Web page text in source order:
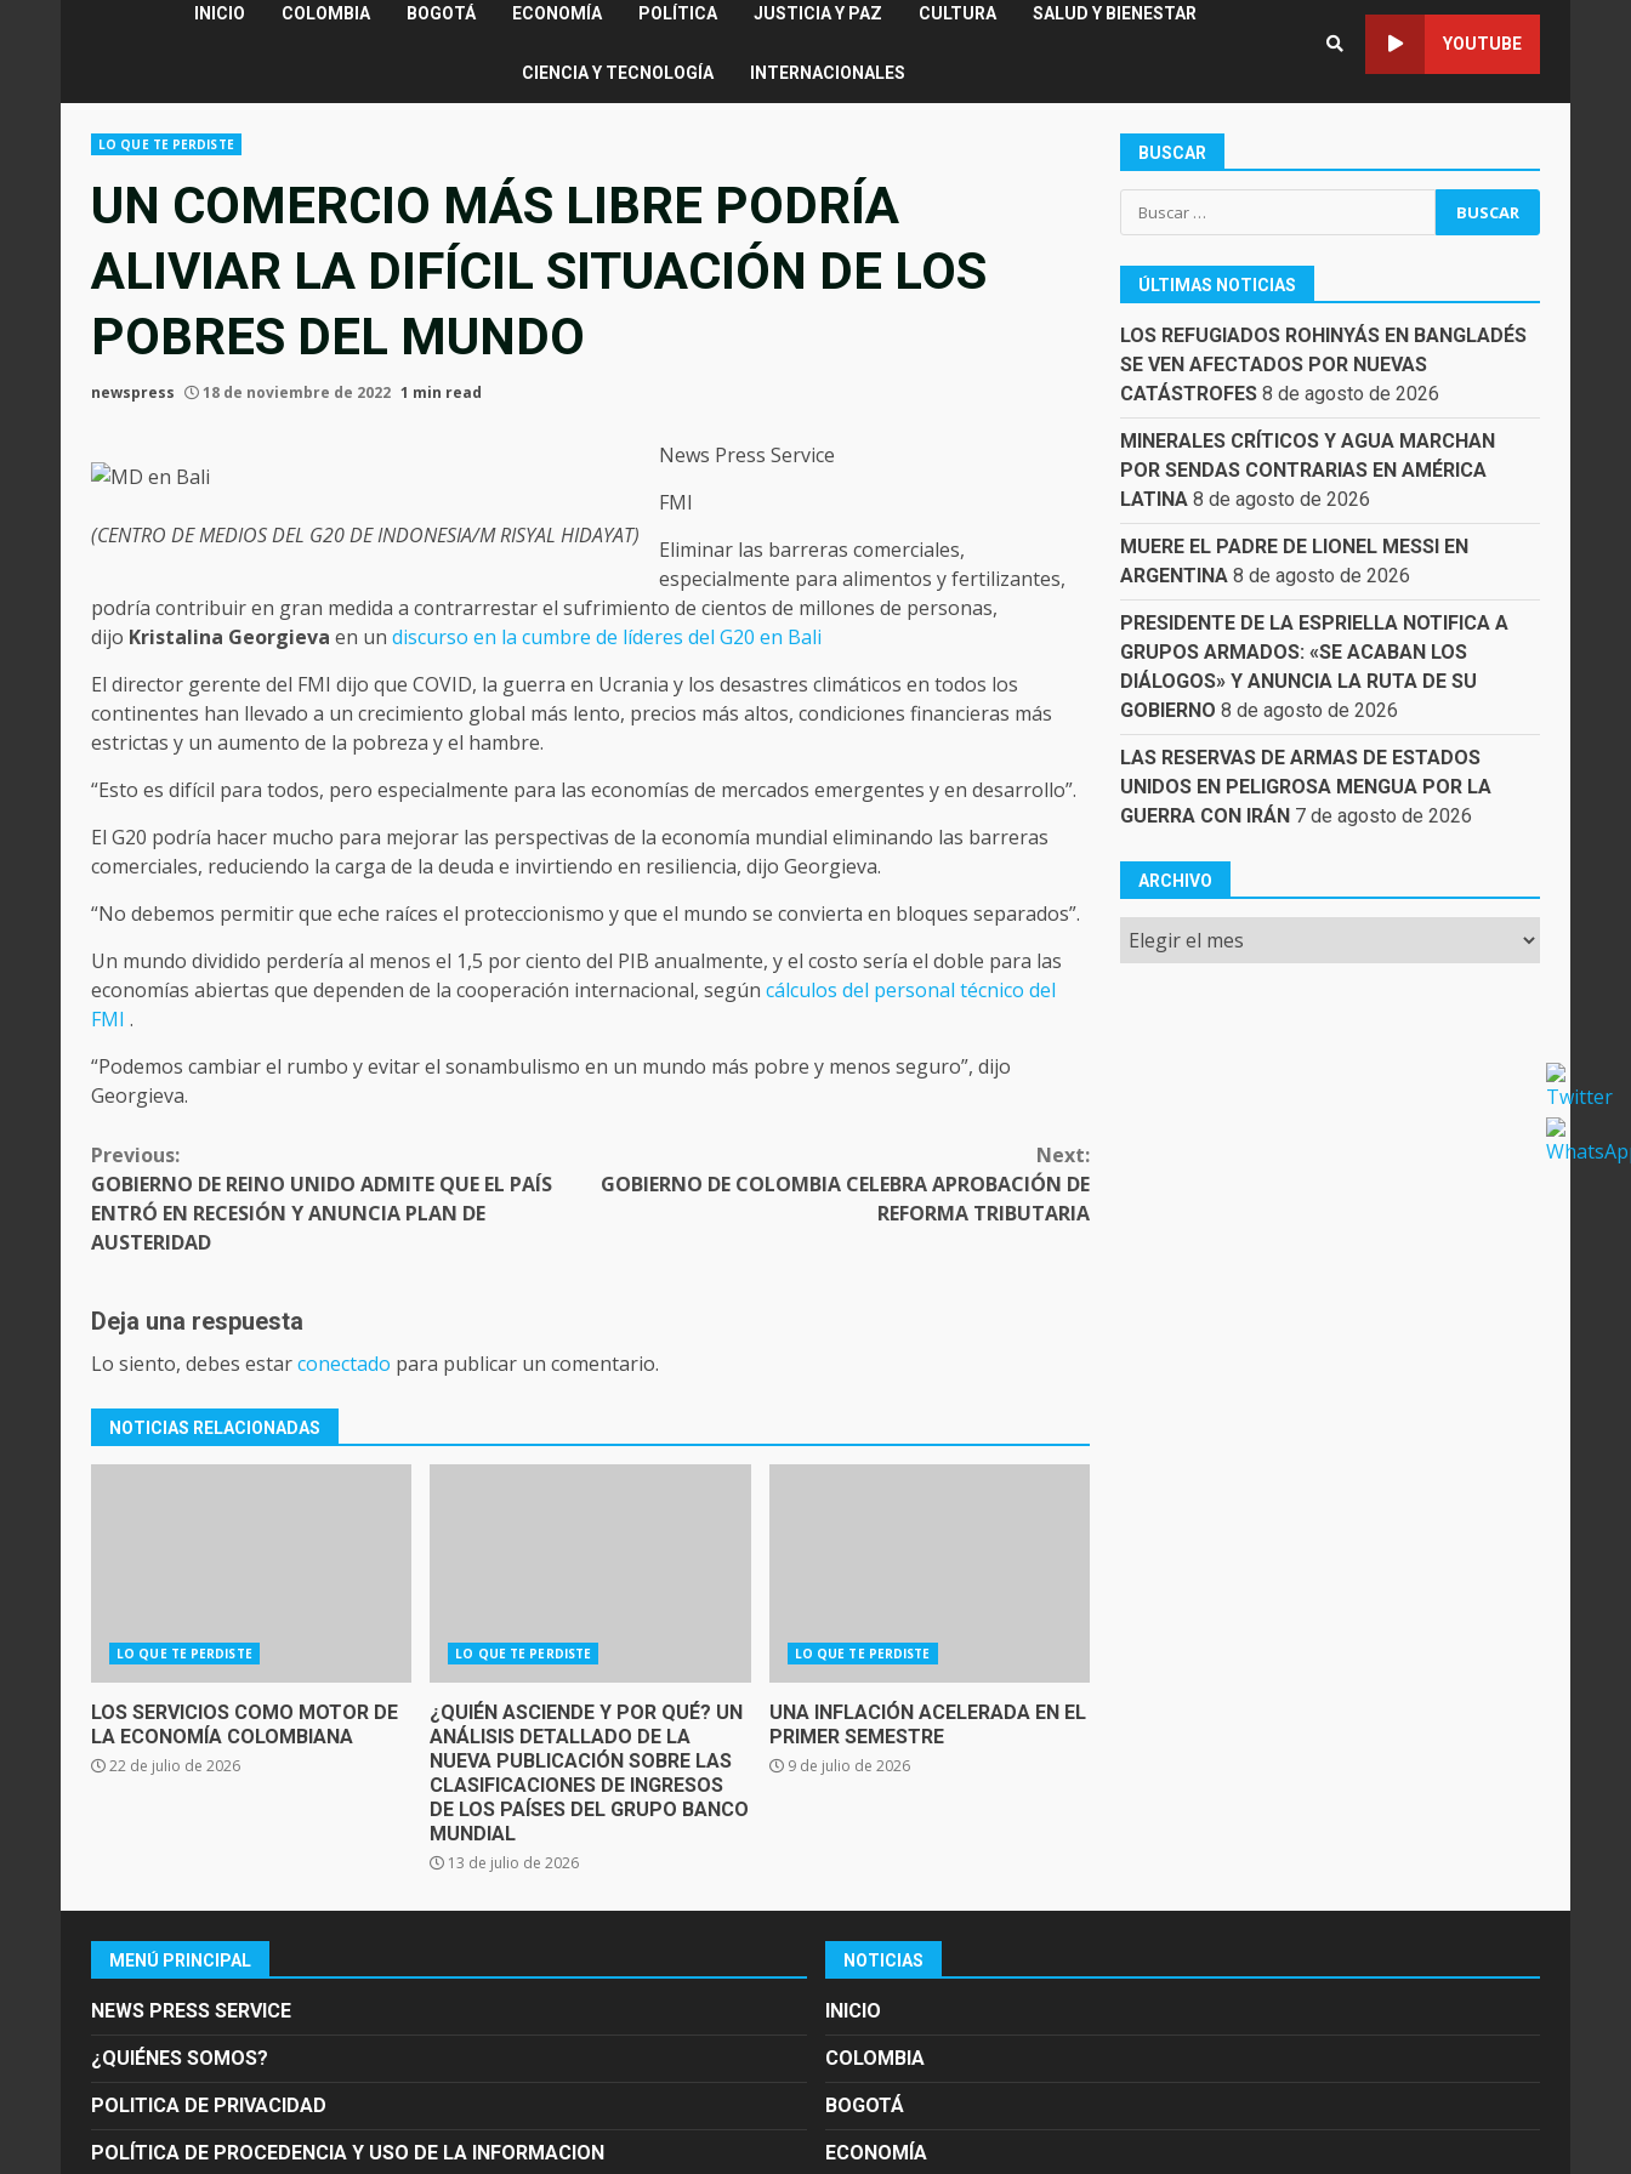
INICIO COLOMBIA BOGOTÁ ECONOMÍA POLÍTICA JUSTICIA Y PAZ CULTURA SALUD Y BIENESTAR
CIENCIA Y TECNOLOGÍA INTERNACIONALES
YOUTUBE
LO QUE TE PERDISTE
UN COMERCIO MÁS LIBRE PODRÍA
ALIVIAR LA DIFÍCIL SITUACIÓN DE LOS
POBRES DEL MUNDO
newspress 18 de noviembre de 2022 1 min read
(CENTRO DE MEDIOS DEL G20 DE INDONESIA/M RISYAL HIDAYAT)
News Press Service
FMI
Eliminar las barreras comerciales,
especialmente para alimentos y fertilizantes,
podría contribuir en gran medida a contrarrestar el sufrimiento de cientos de millones de personas,
dijo Kristalina Georgieva en un discurso en la cumbre de líderes del G20 en Bali
El director gerente del FMI dijo que COVID, la guerra en Ucrania y los desastres climáticos en todos los
continentes han llevado a un crecimiento global más lento, precios más altos, condiciones financieras más
estrictas y un aumento de la pobreza y el hambre.
“Esto es difícil para todos, pero especialmente para las economías de mercados emergentes y en desarrollo”.
El G20 podría hacer mucho para mejorar las perspectivas de la economía mundial eliminando las barreras
comerciales, reduciendo la carga de la deuda e invirtiendo en resiliencia, dijo Georgieva.
“No debemos permitir que eche raíces el proteccionismo y que el mundo se convierta en bloques separados”.
Un mundo dividido perdería al menos el 1,5 por ciento del PIB anualmente, y el costo sería el doble para las
economías abiertas que dependen de la cooperación internacional, según cálculos del personal técnico del
FMI .
“Podemos cambiar el rumbo y evitar el sonambulismo en un mundo más pobre y menos seguro”, dijo
Georgieva.
CONTINUE
READING
Previous:
GOBIERNO DE REINO UNIDO ADMITE QUE EL PAÍS
ENTRÓ EN RECESIÓN Y ANUNCIA PLAN DE
AUSTERIDAD
Next:
GOBIERNO DE COLOMBIA CELEBRA APROBACIÓN DE
REFORMA TRIBUTARIA
Deja una respuesta
Lo siento, debes estarconectado para publicar un comentario.
NOTICIAS RELACIONADAS
LO QUE TE PERDISTE
LOS SERVICIOS COMO MOTOR DE
LA ECONOMÍA COLOMBIANA
22 de julio de 2026
LO QUE TE PERDISTE
¿QUIÉN ASCIENDE Y POR QUÉ? UN
ANÁLISIS DETALLADO DE LA
NUEVA PUBLICACIÓN SOBRE LAS
CLASIFICACIONES DE INGRESOS
DE LOS PAÍSES DEL GRUPO BANCO
MUNDIAL
13 de julio de 2026
LO QUE TE PERDISTE
UNA INFLACIÓN ACELERADA EN EL
PRIMER SEMESTRE
9 de julio de 2026
BUSCAR
Buscar:
ÚLTIMAS NOTICIAS
LOS REFUGIADOS ROHINYÁS EN BANGLADÉS
SE VEN AFECTADOS POR NUEVAS
CATÁSTROFES 8 de agosto de 2026
MINERALES CRÍTICOS Y AGUA MARCHAN
POR SENDAS CONTRARIAS EN AMÉRICA
LATINA 8 de agosto de 2026
MUERE EL PADRE DE LIONEL MESSI EN
ARGENTINA 8 de agosto de 2026
PRESIDENTE DE LA ESPRIELLA NOTIFICA A
GRUPOS ARMADOS: «SE ACABAN LOS
DIÁLOGOS» Y ANUNCIA LA RUTA DE SU
GOBIERNO 8 de agosto de 2026
LAS RESERVAS DE ARMAS DE ESTADOS
UNIDOS EN PELIGROSA MENGUA POR LA
GUERRA CON IRÁN 7 de agosto de 2026
ARCHIVO
Archivo
MENÚ PRINCIPAL
NEWS PRESS SERVICE
¿QUIÉNES SOMOS?
POLITICA DE PRIVACIDAD
POLÍTICA DE PROCEDENCIA Y USO DE LA INFORMACION
NOTICIAS
INICIO
COLOMBIA
BOGOTÁ
ECONOMÍA